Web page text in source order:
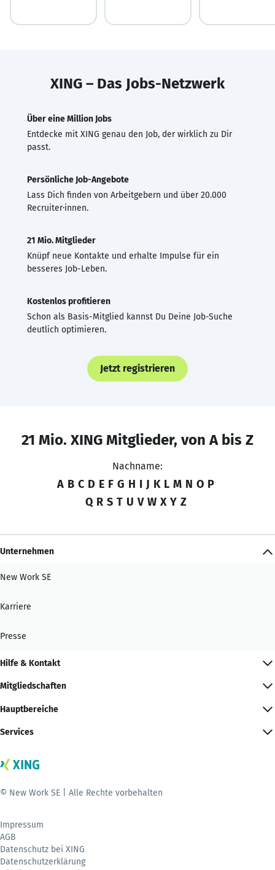
XING – Das Jobs-Netzwerk
Über eine Million Jobs
Entdecke mit XING genau den Job, der wirklich zu Dir
passt.
Persönliche Job-Angebote
Lass Dich finden von Arbeitgebern und über 20.000
Recruiter·innen.
21 Mio. Mitglieder
Knüpf neue Kontakte und erhalte Impulse für ein
besseres Job-Leben.
Kostenlos profitieren
Schon als Basis-Mitglied kannst Du Deine Job-Suche
deutlich optimieren.
Jetzt registrieren
21 Mio. XING Mitglieder, von A bis Z
Nachname:
A B C D E F G H I J K L M N O P
Q R S T U V W X Y Z
Unternehmen
New Work SE
Karriere
Presse
Hilfe & Kontakt
Mitgliedschaften
Hauptbereiche
Services
© New Work SE | Alle Rechte vorbehalten
Impressum
AGB
Datenschutz bei XING
Datenschutzerklärung